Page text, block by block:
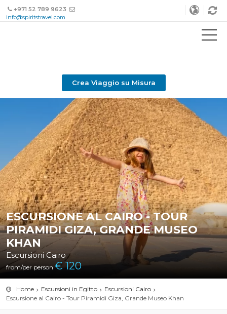
+971 52 789 9623
info@spiritstravel.com
Crea Viaggio su Misura
ESCURSIONE AL CAIRO - TOUR
PIRAMIDI GIZA, GRANDE MUSEO
KHAN
Escursioni Cairo
from/per person€ 120
Home Escursioni in Egitto
Escursioni Cairo
Escursione al Cairo - Tour Piramidi Giza, Grande Museo Khan